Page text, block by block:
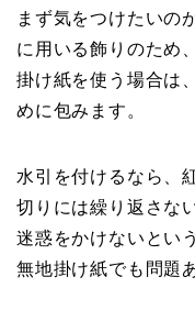
まず気をつけたいの
に用いる飾りのため
掛け紙を使う場合は
めに包みます。
水引を付けるなら、
切りには繰り返さな
迷惑をかけないとい
無地掛け紙でも問題